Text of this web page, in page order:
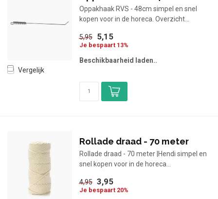
Vergelijk
Oppakhaak RVS - 48cm simpel en snel
kopen voor in de horeca. Overzicht...
5,95 5,15
Je bespaart 13%
Beschikbaarheid laden..
Rollade draad - 70 meter
Rollade draad - 70 meter |Hendi simpel en
snel kopen voor in de horeca...
4,95 3,95
Je bespaart 20%